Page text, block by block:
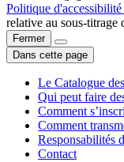
Politique
relative au sous-titrage
Fermer
Dans cette page
Le Catalogue
Qui peut faire
Comment
Comment
Responsabilités
Contact